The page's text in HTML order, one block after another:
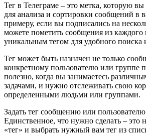
Тег в Телеграме – это метка, которую
для анализа и сортировки сообщений в
примеру, если вы подписались на
можете пометить сообщения из каждого
уникальным тегом для удобного поиска
Тег может быть назначен не только
конкретному пользователю или группе
полезно, когда вы занимаетесь
задачами, и нужно отслеживать свою
определенными людьми или группами.
Задать тег сообщению или
Единственное, что нужно сделать – это
«тег» и выбрать нужный вам тег из